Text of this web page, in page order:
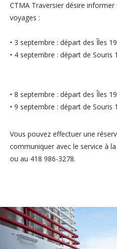
Carrières
Médias
Nous joindre
CTMA Traversier désire
voyages :
• 3 septembre : départ des Îles
• 4 septembre : départ de
• 8 septembre : départ des Îles
• 9 septembre : départ de
Vous pouvez effectuer une
communiquer avec le service à
ou au 418 986-3278.